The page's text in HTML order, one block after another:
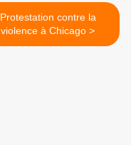
Protestation contre la
violence à Chicago >